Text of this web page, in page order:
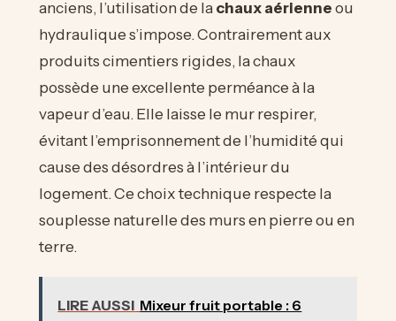
anciens, l’utilisation de la chaux aérienneou
hydraulique s’impose. Contrairement aux
produits cimentiers rigides, la chaux
possède une excellente perméance à la
vapeur d’eau. Elle laisse le mur respirer,
évitant l’emprisonnement de l’humidité qui
cause des désordres à l’intérieur du
logement. Ce choix technique respecte la
souplesse naturelle des murs en pierre ou en
terre.
LIRE AUSSI Mixeur fruit portable : 6